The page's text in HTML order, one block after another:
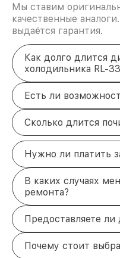
Мы ставим
качественные
выдаётся гарантия.
Как долго длится
холодильника RL-
Есть ли
Сколько длится
Нужно ли платить
В каких случаях
ремонта?
Предоставляете
Почему стоит